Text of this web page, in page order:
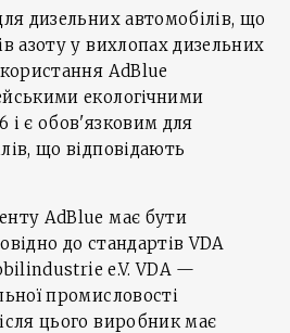
дизельних автомобілів, що
азоту у вихлопах дизельних
AdBlue
екологічними
є обов'язковим для
що відповідають
AdBlue має бути
до стандартів VDA
e.V. VDA —
промисловості
цього виробник має